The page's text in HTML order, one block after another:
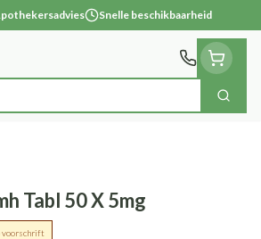
Snelle beschikbaarheid
Zoek
Tabl 50 X 5mg
voorschrift